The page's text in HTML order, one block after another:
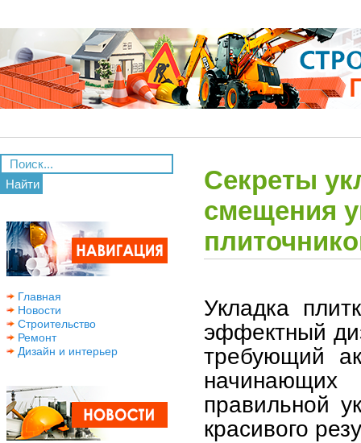
Найти
Главная
Новости
Строительство
Ремонт
Дизайн и интерьер
Секреты
смещения
Укладка
эффектный
требующий
правильной
красивого